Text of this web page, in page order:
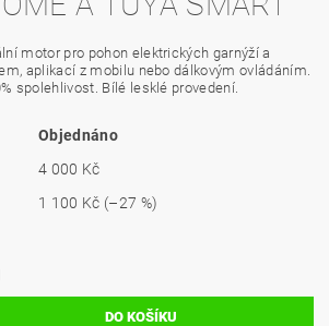
motor pro pohon elektrických garnýží a
aplikací z mobilu nebo dálkovým ovládáním.
spolehlivost. Bílé lesklé provedení.
Objednáno
4 000 Kč
1 100 Kč (–27 %)